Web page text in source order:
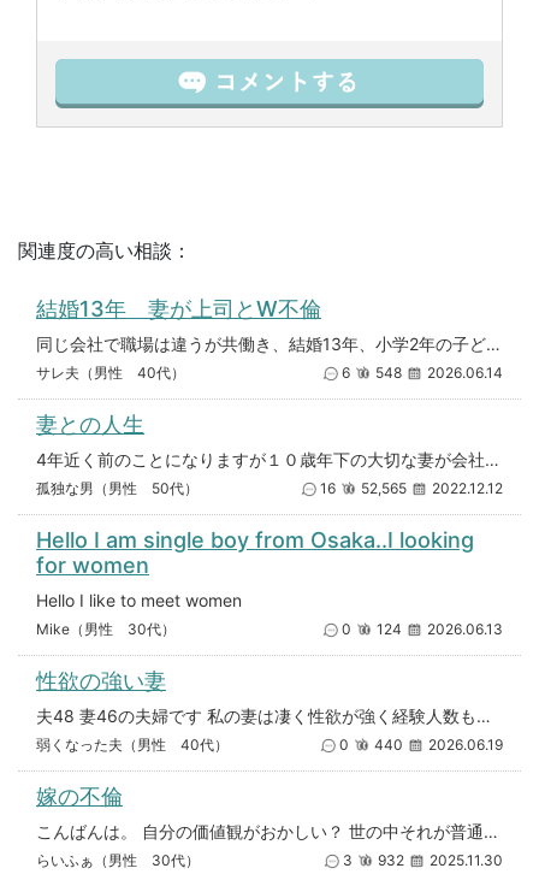
関連度の高い相談：
結婚13年 妻が上司とW不倫
同じ会社で職場は違うが共働き、結婚13年、小学2年の子どもが1人の夫婦です。 つい最近、妻の不倫が発覚しました。 ある
サレ夫（男性 40代） 6 548 2026.06.14
妻との人生
4年近く前のことになりますが１０歳年下の大切な妻が会社の取引先と浮気をしました。 ここまで兼業主婦として家事も仕事も真面
孤独な男（男性 50代） 16 52,565 2022.12.12
Hello I am single boy from Osaka..I looking
for women
Hello I like to meet women
Mike（男性 30代） 0 124 2026.06.13
性欲の強い妻
夫48 妻46の夫婦です 私の妻は凄く性欲が強く経験人数も多くセックス好きです 私は年齢的にセックスが弱くなり妻を満足さ
弱くなった夫（男性 40代） 0 440 2026.06.19
嫁の不倫
こんばんは。 自分の価値観がおかしい？ 世の中それが普通？と思ったので相談させていただきます。 35歳子供２人 嫁も同
らいふぁ（男性 30代） 3 932 2025.11.30